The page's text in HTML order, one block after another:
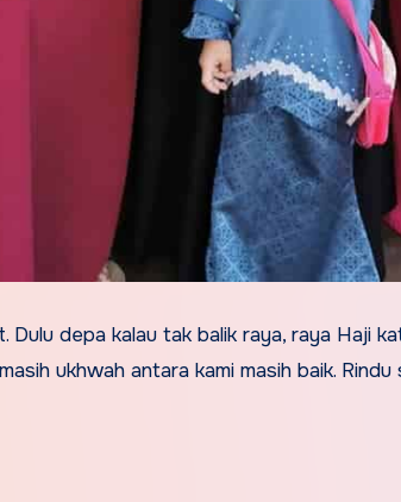
Dulu depa kalau tak balik raya, raya Haji
ukhwah antara kami masih baik. Rindu